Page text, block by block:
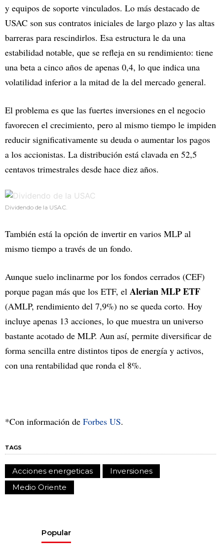
y equipos de soporte vinculados. Lo más destacado de
USAC son sus contratos iniciales de largo plazo y las altas
barreras para rescindirlos. Esa estructura le da una
estabilidad notable, que se refleja en su rendimiento: tiene
una beta a cinco años de apenas 0,4, lo que indica una
volatilidad inferior a la mitad de la del mercado general.
El problema es que las fuertes inversiones en el negocio
favorecen el crecimiento, pero al mismo tiempo le impiden
reducir significativamente su deuda o aumentar los pagos
a los accionistas. La distribución está clavada en 52,5
centavos trimestrales desde hace diez años.
Dividendo de la USAC.
También está la opción de invertir en varios MLP al
mismo tiempo a través de un fondo.
Aunque suelo inclinarme por los fondos cerrados (CEF)
porque pagan más que los ETF, el Alerian MLP ETF
(AMLP, rendimiento del 7,9%) no se queda corto. Hoy
incluye apenas 13 acciones, lo que muestra un universo
bastante acotado de MLP. Aun así, permite diversificar de
forma sencilla entre distintos tipos de energía y activos,
con una rentabilidad que ronda el 8%.
*Con información de Forbes US.
TAGS
Acciones energeticas
Inversiones
Medio Oriente
Popular